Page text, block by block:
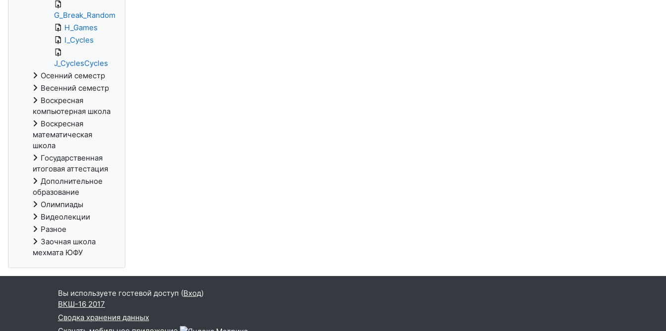
G_Break_Random
H_Games
I_Cycles
J_CyclesCycles
Осенний семестр
Весенний семестр
Воскресная
компьютерная школа
Воскресная
математическая
школа
Государственная
итоговая аттестация
Дополнительное
образование
Олимпиады
Видеолекции
Разное
Заочная школа
мехмата ЮФУ
Вы используете гостевой доступ (Вход)
ВКШ-16 2017
Сводка хранения данных